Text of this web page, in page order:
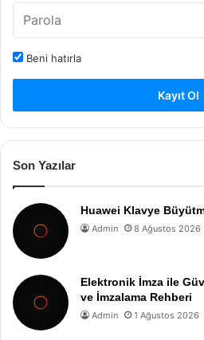
Beni hatırla
Kayıt Ol
Son Yazılar
Huawei Klavye
Admin 8 Ağustos 2026
Elektronik İmza ile
ve İmzalama Rehberi
Admin 1 Ağustos 2026